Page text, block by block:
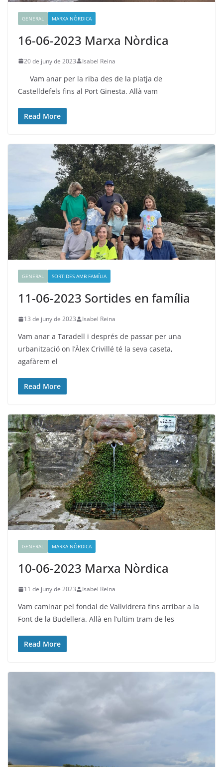
GENERAL MARXA NÒRDICA
16-06-2023 Marxa Nòrdica
20 de juny de 2023 Isabel Reina
Vam anar per la riba des de la platja de
Castelldefels fins al Port Ginesta. Allà vam
Read More
GENERAL SORTIDES AMB FAMÍLIA
11-06-2023 Sortides en família
13 de juny de 2023 Isabel Reina
Vam anar a Taradell i després de passar per una
urbanització on l’Àlex Crivillé té la seva caseta,
agafàrem el
Read More
GENERAL MARXA NÒRDICA
10-06-2023 Marxa Nòrdica
11 de juny de 2023 Isabel Reina
Vam caminar pel fondal de Vallvidrera fins arribar a la
Font de la Budellera. Allà en l’ultim tram de les
Read More